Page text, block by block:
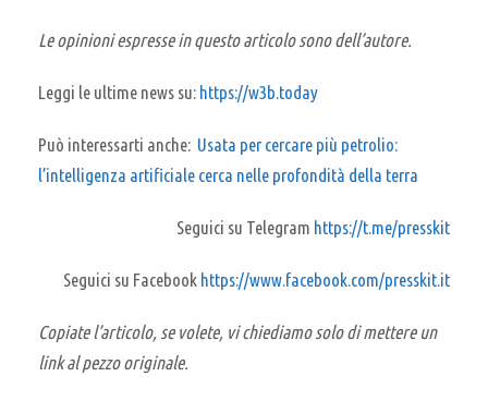
Le opinioni espresse in questo articolo sono dell’autore.
Leggi le ultime news su: https://w3b.today
Può interessarti anche: Usata per cercare più petrolio:
l’intelligenza artificiale cerca nelle profondità della terra
Seguici su Telegram https://t.me/presskit
Seguici su Facebook https://www.facebook.com/presskit.it
Copiate l’articolo, se volete, vi chiediamo solo di mettere un
link al pezzo originale.